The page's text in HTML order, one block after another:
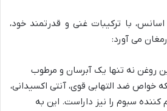
با ترکیبات غنی و قدرتمند خود،
می آورد:
روغن نه تنها یک آبرسان و مرطوب
خواص ضد التهابی قوی، آنتی اکسیدانی،
کننده سبوم را نیز داراست. این به